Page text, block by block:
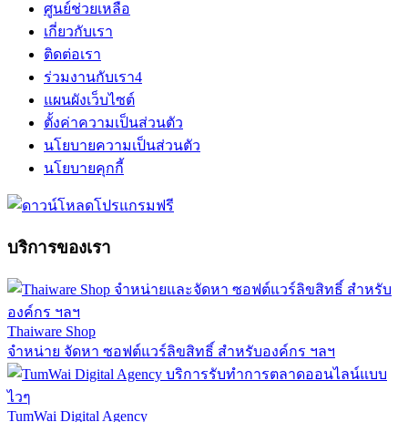
ศูนย์ช่วยเหลือ
เกี่ยวกับเรา
ติดต่อเรา
ร่วมงานกับเรา4
แผนผังเว็บไซต์
ตั้งค่าความเป็นส่วนตัว
นโยบายความเป็นส่วนตัว
นโยบายคุกกี้
บริการของเรา
Thaiware Shop
จำหน่าย จัดหา ซอฟต์แวร์ลิขสิทธิ์ สำหรับองค์กร ฯลฯ
TumWai Digital Agency